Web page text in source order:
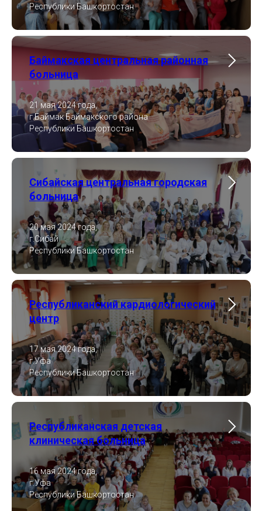
Республики Башкортостан
Баймакская центральная районная
больница
21 мая 2024 года,
г.Баймак Баймакского района
Республики Башкортостан
Сибайская центральная городская
больница
20 мая 2024 года,
г.Сибай
Республики Башкортостан
Республиканский кардиологический
центр
17 мая 2024 года,
г.Уфа
Республики Башкортостан
Республиканская детская
клиническая больница
16 мая 2024 года,
г.Уфа
Республики Башкортостан